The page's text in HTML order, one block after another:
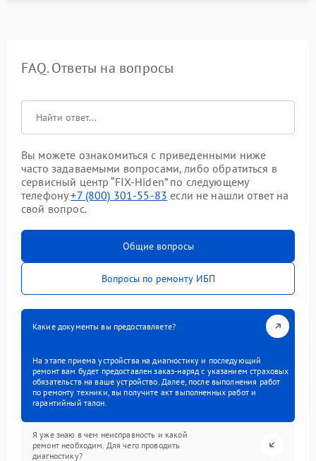
FAQ. Ответы на вопросы
Вы можете ознакомиться с приведенными ниже
часто задаваемыми вопросами, либо обратиться в
сервисный центр “FIX-Hiden” по следующему
телефону+7 (800) 301-55-83 если не нашли ответ на
свой вопрос.
Общие вопросы
Вопросы по ремонту ИБП
Какие документы вы предоставляете?
На этапе приема устройства на диагностику и последующий
ремонт вам будет предоставлен заказ-наряд с указанием страховых
обязательств на ваше устройство. Далее, после выполнения работ
по ремонту техники, вы получите акт выполненных работ и
гарантийный талон.
Я уже знаю в чем неисправность и какой
ремонт необходим. Для чего проводить
диагностику?